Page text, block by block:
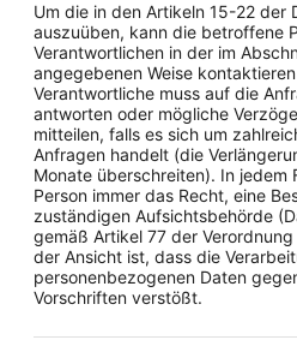
Um die in den Artikeln 15-22 der
auszuüben, kann die betroffene
Verantwortlichen in der im
angegebenen Weise
Verantwortliche muss auf die
antworten oder mögliche
mitteilen, falls es sich um
Anfragen handelt (die
Monate überschreiten). In jedem
Person immer das Recht, eine
zuständigen Aufsichtsbehörde
gemäß Artikel 77 der
der Ansicht ist, dass die
personenbezogenen Daten
Vorschriften verstößt.